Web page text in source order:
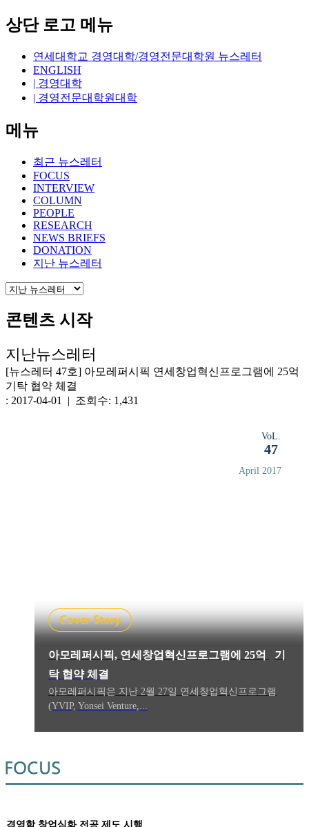
상단 로고 메뉴
연세대학교 경영대학/경영전문대학원 뉴스레터
ENGLISH
| 경영대학
| 경영전문대학원대학
메뉴
최근 뉴스레터
FOCUS
INTERVIEW
COLUMN
PEOPLE
RESEARCH
NEWS BRIEFS
DONATION
지난 뉴스레터
콘텐츠 시작
지난뉴스레터
[뉴스레터 47호] 아모레퍼시픽 연세창업혁신프로그램에 25억
기탁 협약 체결
: 2017-04-01 | 조회수: 1,431
VoL.
47
April 2017
아모레퍼시픽, 연세창업혁신프로그램에 25억
기
탁 협약 체결
아모레퍼시픽은 지난 2월 27일 연세창업혁신프로그램
(YVIP, Yonsei Venture,...
경영학 창업심화 전공 제도 시행